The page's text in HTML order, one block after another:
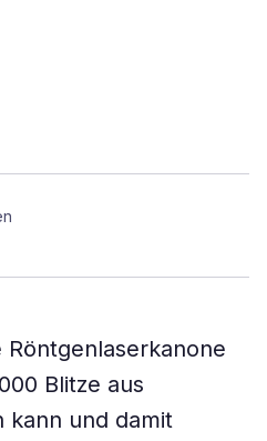
Blitze aus
kann und damit